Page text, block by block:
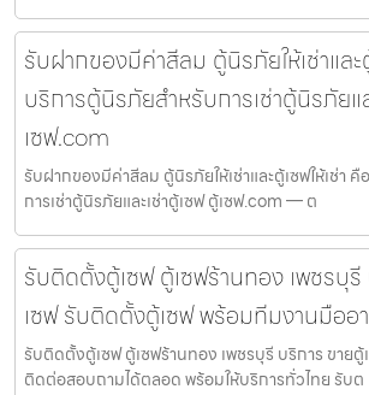
รับฝากของมีค่าสีลม ตู้นิรภัยให้เช่าและ
บริการตู้นิรภัยสำหรับการเช่าตู้นิรภัยแ
เซฟ.com
รับฝากของมีค่าสีลม ตู้นิรภัยให้เช่าและตู้เซฟให้เช่า
การเช่าตู้นิรภัยและเช่าตู้เซฟ ตู้เซฟ.com — ต
รับติดตั้งตู้เซฟ ตู้เซฟร้านทอง เพชรบุ
เซฟ รับติดตั้งตู้เซฟ พร้อมทีมงานมืออ
รับติดตั้งตู้เซฟ ตู้เซฟร้านทอง เพชรบุรี บริการ ขาย
ติดต่อสอบถามได้ตลอด พร้อมให้บริการทั่วไทย รับต